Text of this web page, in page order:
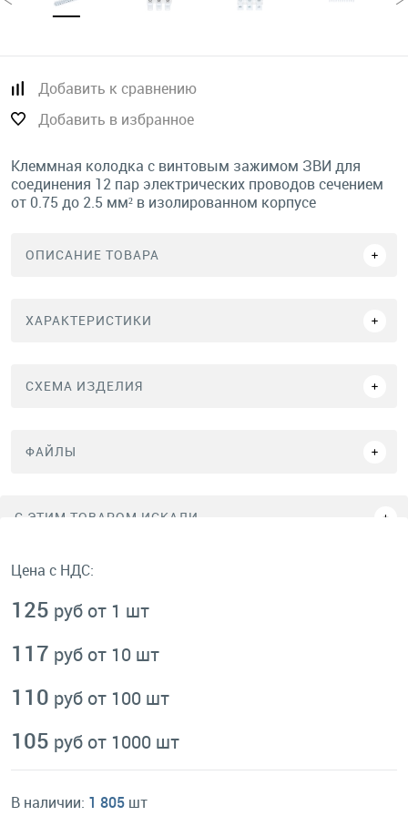
Добавить к сравнению
Добавить в избранное
Клеммная колодка с винтовым зажимом ЗВИ для
соединения 12 пар электрических проводов сечением
от 0.75 до 2.5 мм² в изолированном корпусе
ОПИСАНИЕ ТОВАРА
ХАРАКТЕРИСТИКИ
СХЕМА ИЗДЕЛИЯ
ФАЙЛЫ
C ЭТИМ ТОВАРОМ ИСКАЛИ
Цена с НДС:
125 руб от 1 шт
117 руб от 10 шт
110 руб от 100 шт
105 руб от 1000 шт
В наличии: 1 805 шт